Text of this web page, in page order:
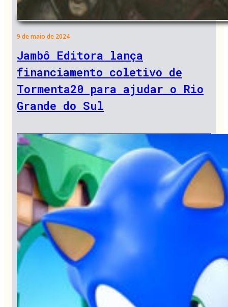
9 de maio de 2024
Jambô Editora lança
financiamento coletivo de
Tormenta20 para ajudar o Rio
Grande do Sul